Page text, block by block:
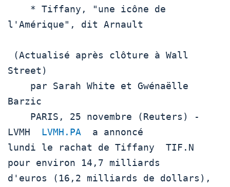
l'Amérique", dit Arnault
Street)
Barzic
LVMH LVMH.PA
  a annoncé
lundi le rachat de Tiffany  TIF.N
pour environ 14,7 milliards
d'euros (16,2 milliards de dollars),